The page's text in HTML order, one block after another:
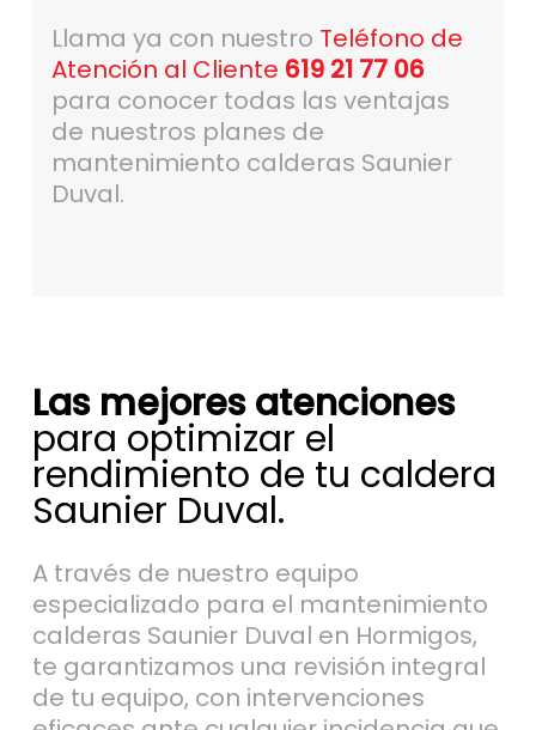
Llama ya con nuestro Teléfono de
Atención al Cliente 619 21 77 06
para conocer todas las ventajas
de nuestros planes de
mantenimiento calderas Saunier
Duval.
Las mejores atenciones
para optimizar el
rendimiento de tu caldera
Saunier Duval.
A través de nuestro equipo
especializado para el mantenimiento
calderas Saunier Duval en Hormigos,
te garantizamos una revisión integral
de tu equipo, con intervenciones